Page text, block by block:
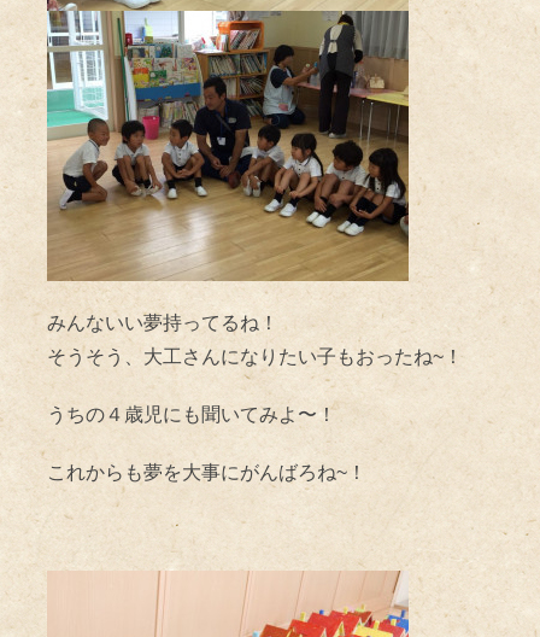
みんないい夢持ってるね！
そうそう、大工さんになりたい子もおったね~！
うちの４歳児にも聞いてみよ〜！
これからも夢を大事にがんばろね~！